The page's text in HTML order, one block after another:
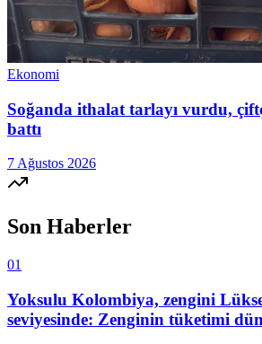
Ekonomi
Soğanda ithalat tarlayı vurdu,
battı
7 Ağustos 2026
Son Haberler
01
Yoksulu Kolombiya, zengini
seviyesinde: Zenginin tüketimi